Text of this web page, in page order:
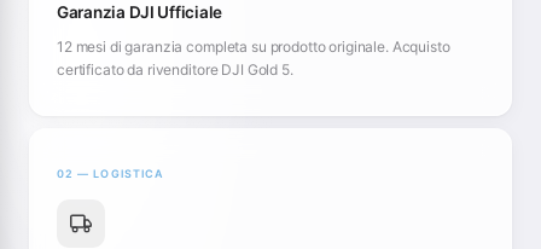
Garanzia DJI Ufficiale
12 mesi di garanzia completa su prodotto originale. Acquisto
certificato da rivenditore DJI Gold 5.
02 — LOGISTICA